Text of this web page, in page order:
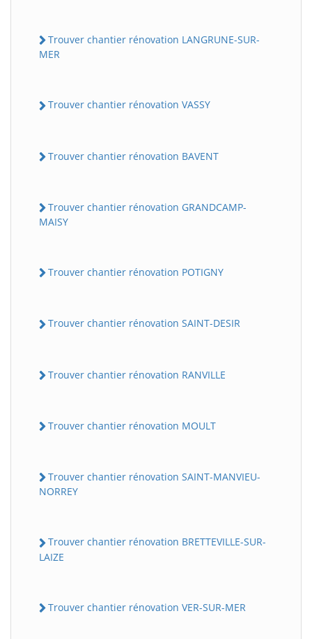
Trouver chantier rénovation LANGRUNE-SUR-
MER
Trouver chantier rénovation VASSY
Trouver chantier rénovation BAVENT
Trouver chantier rénovation GRANDCAMP-
MAISY
Trouver chantier rénovation POTIGNY
Trouver chantier rénovation SAINT-DESIR
Trouver chantier rénovation RANVILLE
Trouver chantier rénovation MOULT
Trouver chantier rénovation SAINT-MANVIEU-
NORREY
Trouver chantier rénovation BRETTEVILLE-SUR-
LAIZE
Trouver chantier rénovation VER-SUR-MER